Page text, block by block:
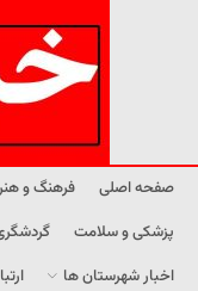
صفحه اصلی فرهنگ و
پزشکی و سلامت
اخبار شهرستان ها